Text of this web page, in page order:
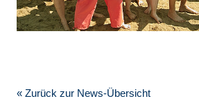
« Zurück zur News-Übersicht